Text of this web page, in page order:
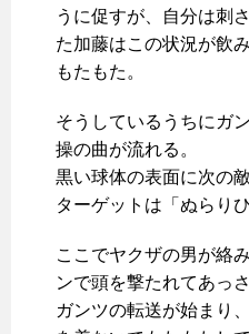
うに促すが、自分は刺
た加藤はこの状況が飲
もたもた。
そうしているうちにガ
操の曲が流れる。
黒い球体の表面に次の
ターゲットは「ぬらりひ
ここでヤクザの男が絡
ンで頭を撃たれてあっ
ガンツの転送が始まり